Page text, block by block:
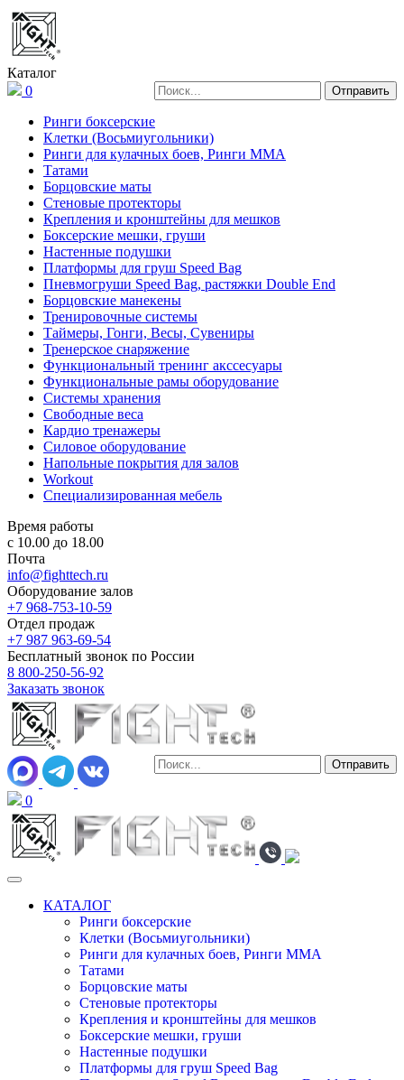
Каталог
0
Ринги боксерские
Клетки (Восьмиугольники)
Ринги для кулачных боев, Ринги ММА
Татами
Борцовские маты
Стеновые протекторы
Крепления и кронштейны для мешков
Боксерские мешки, груши
Настенные подушки
Платформы для груш Speed Bag
Пневмогруши Speed Bag, растяжки Double End
Борцовские манекены
Тренировочные системы
Таймеры, Гонги, Весы, Сувениры
Тренерское снаряжение
Функциональный тренинг акссесуары
Функциональные рамы оборудование
Системы хранения
Свободные веса
Кардио тренажеры
Силовое оборудование
Напольные покрытия для залов
Workout
Специализированная мебель
Время работы
с 10.00 до 18.00
Почта
info@fighttech.ru
Оборудование залов
+7 968-753-10-59
Отдел продаж
+7 987 963-69-54
Бесплатный звонок по России
8 800-250-56-92
Заказать звонок
0
КАТАЛОГ
Ринги боксерские
Клетки (Восьмиугольники)
Ринги для кулачных боев, Ринги ММА
Татами
Борцовские маты
Стеновые протекторы
Крепления и кронштейны для мешков
Боксерские мешки, груши
Настенные подушки
Платформы для груш Speed Bag